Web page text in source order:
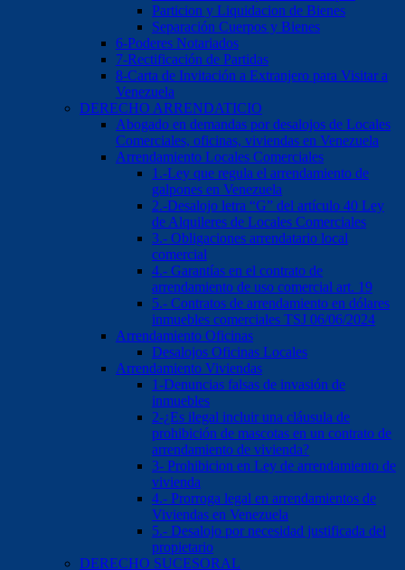
Particion y Liquidacion de Bienes
Separación Cuerpos y Bienes
6-Poderes Notariados
7-Rectificación de Partidas
8-Carta de Invitación a Extranjero para Visitar a
Venezuela
DERECHO ARRENDATICIO
Abogado en demandas por desalojos de Locales
Comerciales, oficinas, viviendas en Venezuela
Arrendamiento Locales Comerciales
1.-Ley que regula el arrendamiento de
galpones en Venezuela
2.-Desalojo letra “G” del artículo 40 Ley
de Alquileres de Locales Comerciales
3.- Obligaciones arrendatario local
comercial
4.- Garantías en el contrato de
arrendamiento de uso comercial art. 19
5.- Contratos de arrendamiento en dólares
inmuebles comerciales TSJ 06/06/2024
Arrendamiento Oficinas
Desalojos Oficinas Locales
Arrendamiento Viviendas
1-Denuncias falsas de invasión de
inmuebles
2-¿Es ilegal incluir una cláusula de
prohibición de mascotas en un contrato de
arrendamiento de vivienda?
3- Prohibicion en Ley de arrendamiento de
vivienda
4.- Prorroga legal en arrendamientos de
Viviendas en Venezuela
5.- Desalojo por necesidad justificada del
propietario
DERECHO SUCESORAL